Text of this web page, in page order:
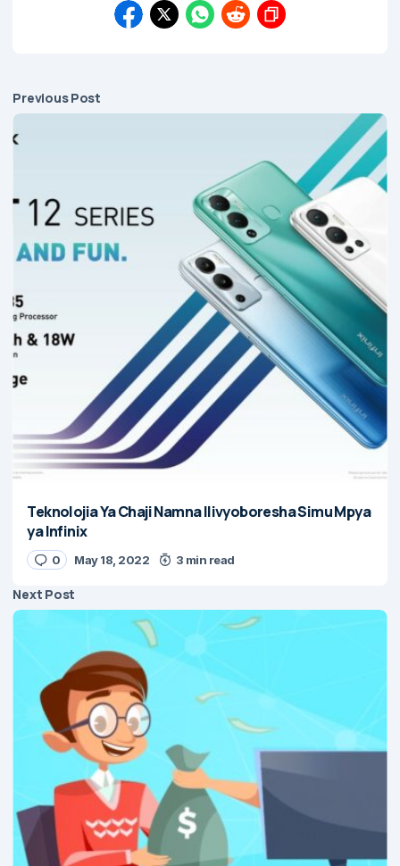
Previous Post
Teknolojia Ya Chaji Namna Ilivyoboresha Simu Mpya
ya Infinix
0 May 18, 2022 3 min read
Next Post